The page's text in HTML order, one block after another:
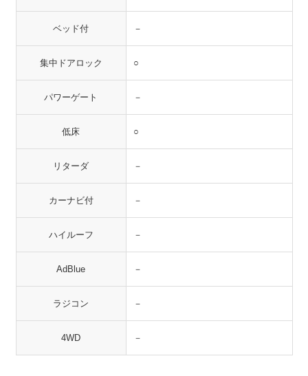
ベッド付 －
集中ドアロック ○
パワーゲート －
低床 ○
リターダ －
カーナビ付 －
ハイルーフ －
AdBlue －
ラジコン －
4WD －